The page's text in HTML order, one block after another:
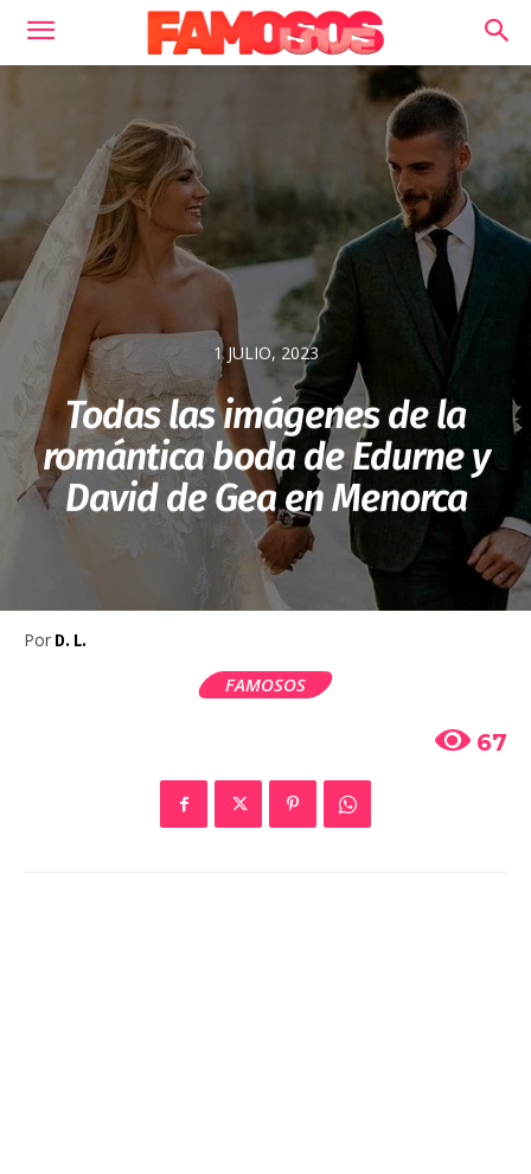
1 JULIO, 2023
Todas las imágenes de la
romántica boda de Edurne y
David de Gea en Menorca
Por D. L.
FAMOSOS
67